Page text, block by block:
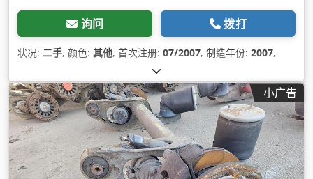
询问 拨打
状况: 二手, 颜色: 其他, 首次注册: 07/2007, 制造年份: 2007,
小广告